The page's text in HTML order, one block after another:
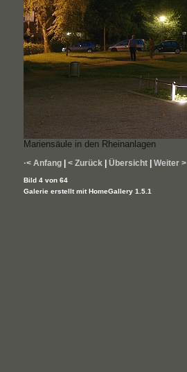
Mariensäule in den Rheinanlagen
·< Anfang < Zurück Übersicht Weiter >
Bild 4 von 64
Galerie erstellt mit HomeGallery 1.5.1